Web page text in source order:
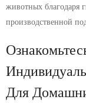
животных благодаря
производственной
Для